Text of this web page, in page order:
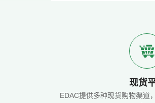
现货
EDAC提供多种现货购物渠道